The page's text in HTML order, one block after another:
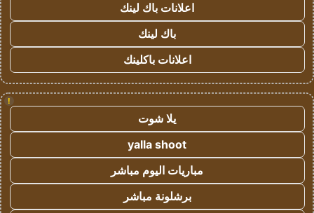
اعلانات باك لينك
باك لينك
اعلانات باكلينك
!
يلا شوت
yalla shoot
مباريات اليوم مباشر
برشلونة مباشر